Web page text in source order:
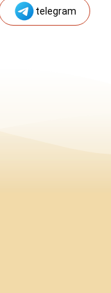
telegram